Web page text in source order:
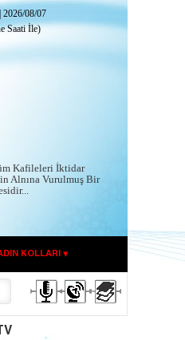
2026/08/07
Saati İle)
Kafileleri İktidar
Alnına Vurulmuş Bir
KOLLARI